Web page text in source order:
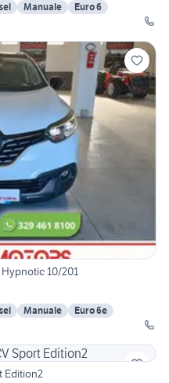
Manuale
Euro 6
Hypnotic 10/201
Manuale
Euro 6e
Edition2